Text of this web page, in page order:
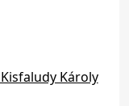
Károly